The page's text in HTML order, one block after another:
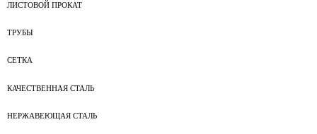
ЛИСТОВОЙ ПРОКАТ
ТРУБЫ
СЕТКА
КАЧЕСТВЕННАЯ СТАЛЬ
НЕРЖАВЕЮЩАЯ СТАЛЬ